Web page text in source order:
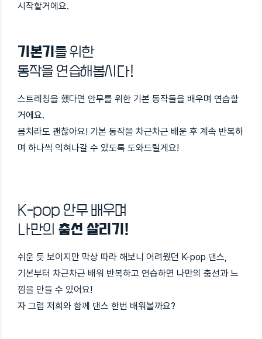
시작할거에요.
기본기 를 위한
동작을 연습해봅시다!
스트레칭을 했다면 안무를 위한 기본 동작들을 배우며 연습할
거에요.
몸치라도 괜찮아요! 기본 동작을 차근차근 배운 후 계속 반복하
며 하나씩 익혀나갈 수 있도록 도와드릴게요!
K-pop 안무 배우며
나만의 춤선 살리기!
쉬운 듯 보이지만 막상 따라 해보니 어려웠던 K-pop 댄스,
기본부터 차근차근 배워 반복하고 연습하면 나만의 춤선과 느
낌을 만들 수 있어요!
자 그럼 저희와 함께 댄스 한번 배워볼까요?